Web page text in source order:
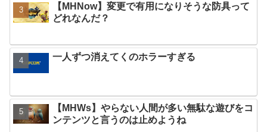
【MHNow】変更で有用になりそうな防具って
どれなんだ？
一人ずつ消えてくのホラーすぎる
【MHWs】やらない人間が多い無駄な遊びをコ
ンテンツと言うのは止めようね